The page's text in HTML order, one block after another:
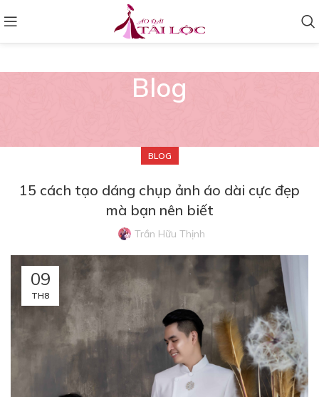
Blog
BLOG
15 cách tạo dáng chụp ảnh áo dài cực đẹp
mà bạn nên biết
Trần Hữu Thịnh
09
TH8